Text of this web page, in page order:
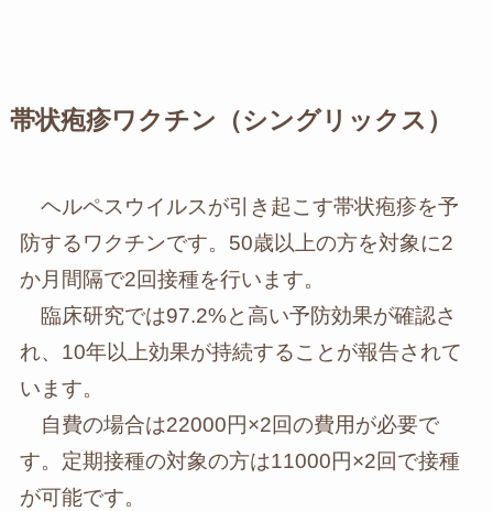
帯状疱疹ワクチン（シングリックス）
ヘルペスウイルスが引き起こす帯状疱疹を予
防するワクチンです。50歳以上の方を対象に2
か月間隔で2回接種を行います。
臨床研究では97.2%と高い予防効果が確認さ
れ、10年以上効果が持続することが報告されて
います。
自費の場合は22000円×2回の費用が必要で
す。定期接種の対象の方は11000円×2回で接種
が可能です。